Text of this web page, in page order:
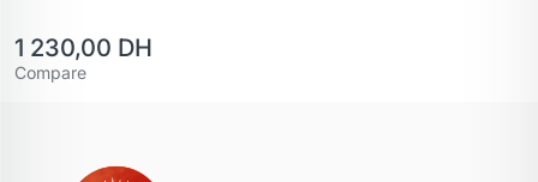
1 230,00 DH
Compare